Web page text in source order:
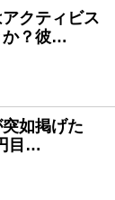
アクティビス
か？彼…
如掲げた
目…